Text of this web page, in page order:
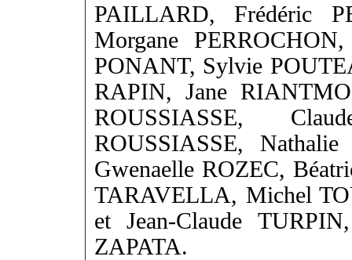
PAILLARD, Frédéric
Morgane
PONANT, Sylvie
RAPIN, Jane
ROUSSIASSE,
ROUSSIASSE,
Gwenaelle ROZEC,
TARAVELLA, Michel
et Jean-Claude
ZAPATA.